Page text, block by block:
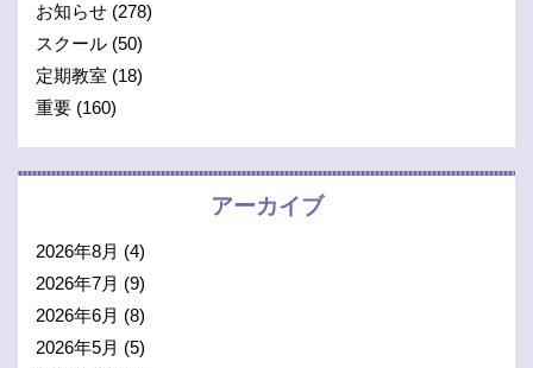
お知らせ (278)
スクール (50)
定期教室 (18)
重要 (160)
アーカイブ
2026年8月 (4)
2026年7月 (9)
2026年6月 (8)
2026年5月 (5)